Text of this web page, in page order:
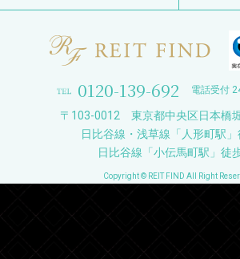
0120-139-692 電話受付
〒103-0012 東京都中央区日本橋
日比谷線・浅草線「人形町駅
日比谷線「小伝馬町駅」徒
Copyright © REIT FIND All Right